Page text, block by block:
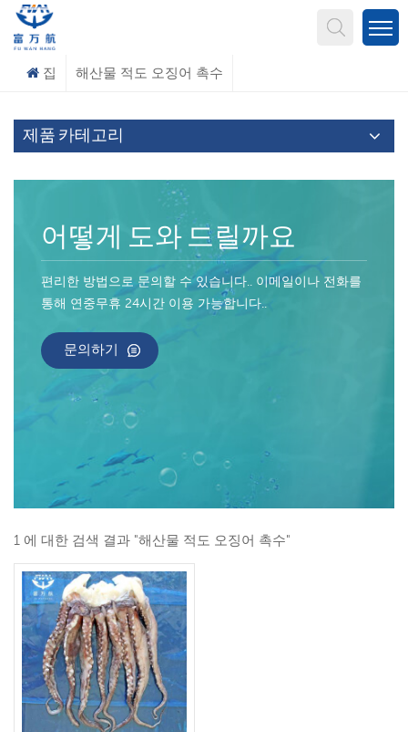
집 해산물 적도 오징어 촉수
제품 카테고리
어떻게 도와 드릴까요
편리한 방법으로 문의할 수 있습니다.. 이메일이나 전화를
통해 연중무휴 24시간 이용 가능합니다..
문의하기
1 에 대한 검색 결과 "해산물 적도 오징어 촉수"